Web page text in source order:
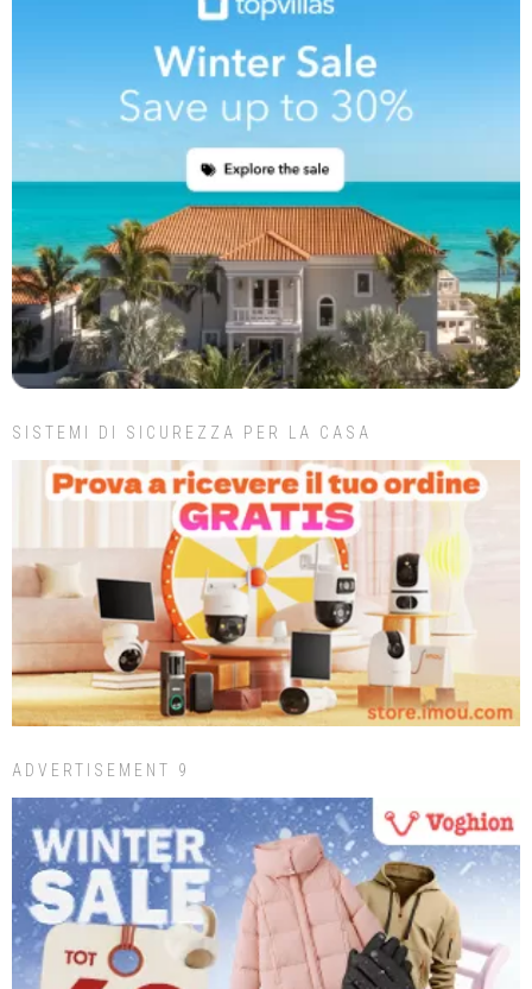
SISTEMI DI SICUREZZA PER LA CASA
ADVERTISEMENT 9